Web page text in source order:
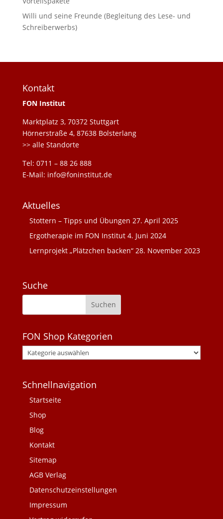
Willi und seine Freunde (Begleitung des Lese- und
Schreiberwerbs)
Kontakt
FON Institut
Marktplatz 3, 70372 Stuttgart
Hörnerstraße 4, 87638 Bolsterlang
>> alle Standorte
Tel: 0711 – 88 26 888
E-Mail: info@foninstitut.de
Aktuelles
Stottern – Tipps und Übungen 27. April 2025
Ergotherapie im FON Institut 4. Juni 2024
Lernprojekt „Plätzchen backen“ 28. November 2023
Suche
FON Shop Kategorien
Schnellnavigation
Startseite
Shop
Blog
Kontakt
Sitemap
AGB Verlag
Datenschutzeinstellungen
Impressum